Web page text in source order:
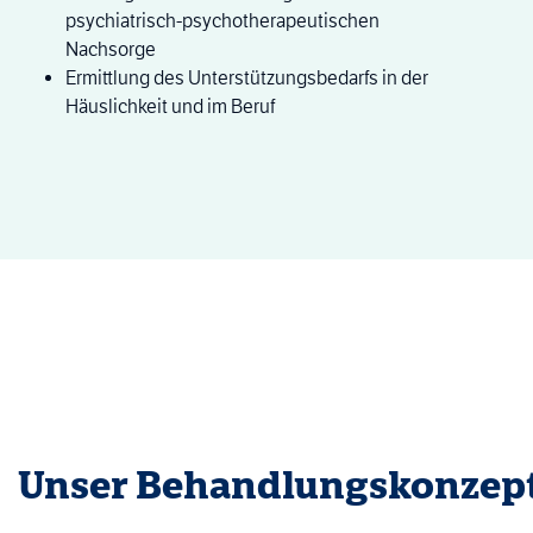
psychiatrisch-psychotherapeutischen
Nachsorge
Ermittlung des Unterstützungsbedarfs in der
Häuslichkeit und im Beruf
Unser